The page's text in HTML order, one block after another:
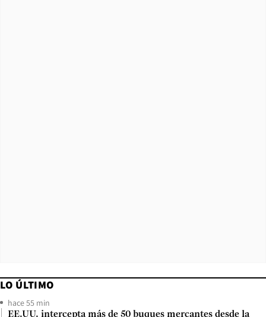
LO ÚLTIMO
hace 55 min
EE.UU. intercepta más de 50 buques mercantes desde la